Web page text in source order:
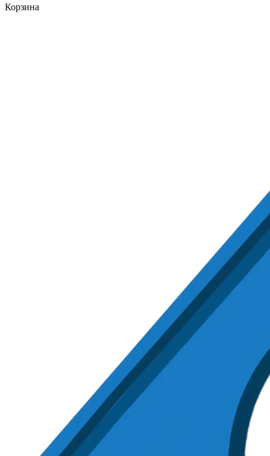
Корзина